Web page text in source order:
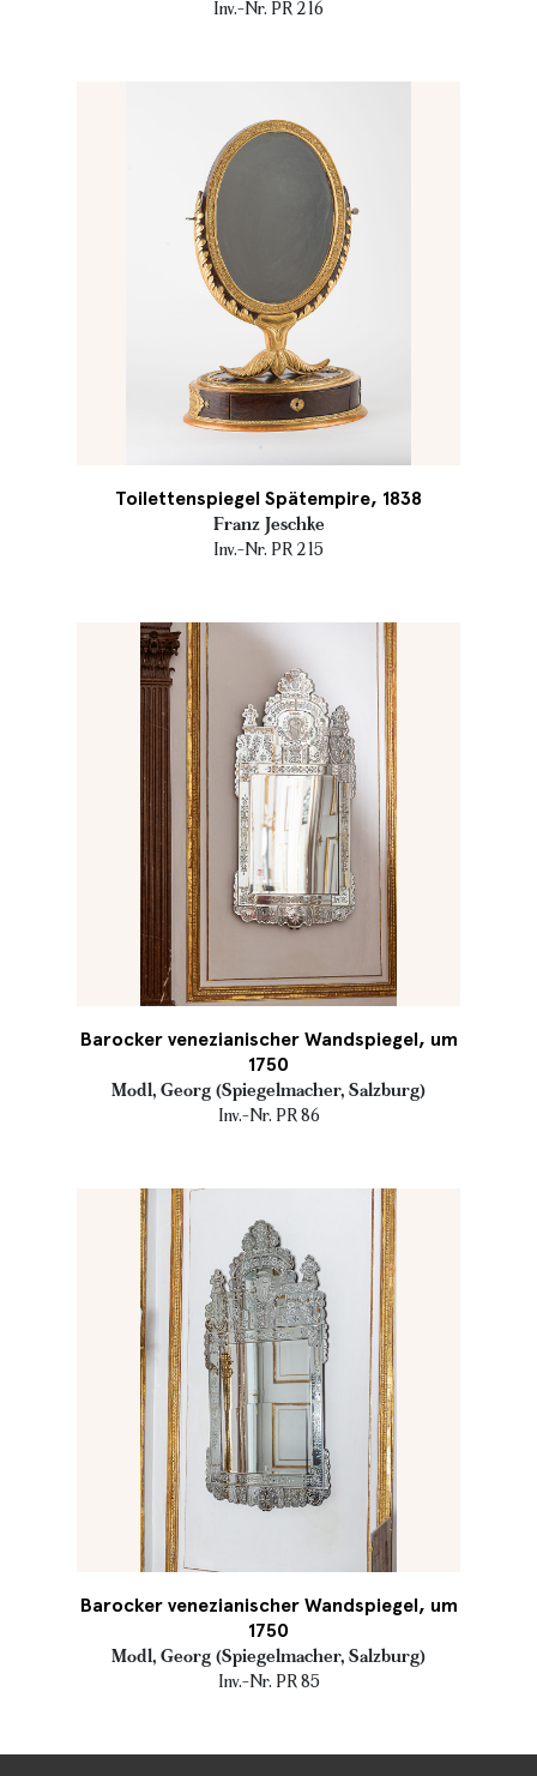
Inv.-Nr. PR 216
Toilettenspiegel Spätempire, 1838
Franz Jeschke
Inv.-Nr. PR 215
Barocker venezianischer Wandspiegel, um
1750
Modl, Georg (Spiegelmacher, Salzburg)
Inv.-Nr. PR 86
Barocker venezianischer Wandspiegel, um
1750
Modl, Georg (Spiegelmacher, Salzburg)
Inv.-Nr. PR 85